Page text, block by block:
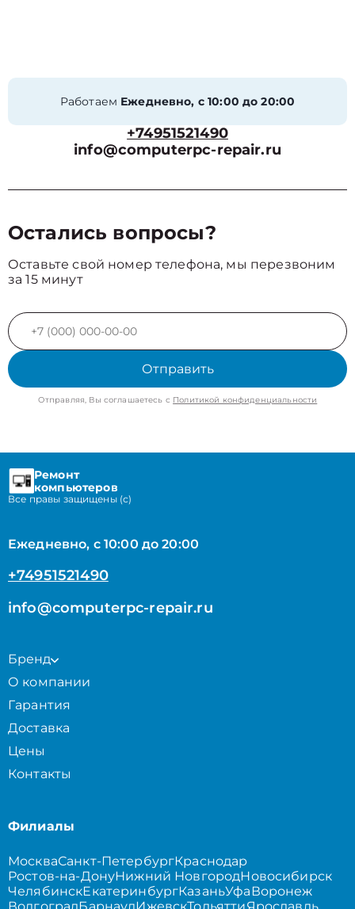
Работаем Ежедневно, с 10:00 до 20:00
+74951521490
info@computerpc-repair.ru
Остались вопросы?
Оставьте свой номер телефона, мы перезвоним
за 15 минут
Отправить
Отправляя, Вы соглашаетесь с Политикой конфиденциальности
Ремонт
компьютеров
Все правы защищены (с)
Ежедневно, с 10:00 до 20:00
+74951521490
info@computerpc-repair.ru
Бренд
О компании
Гарантия
Доставка
Цены
Контакты
Филиалы
МоскваСанкт-ПетербургКраснодар
Ростов-на-ДонуНижний НовгородНовосибирск
ЧелябинскЕкатеринбургКазаньУфаВоронеж